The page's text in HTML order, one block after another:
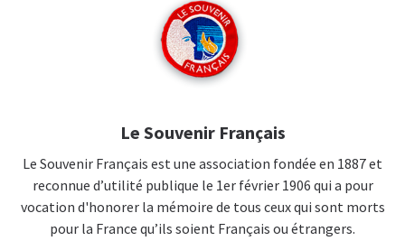
Le Souvenir Français
Le Souvenir Français est une association fondée en 1887 et
reconnue d’utilité publique le 1er février 1906 qui a pour
vocation d'honorer la mémoire de tous ceux qui sont morts
pour la France qu’ils soient Français ou étrangers.